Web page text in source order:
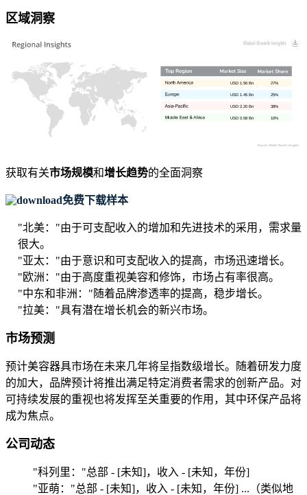
区域洞察
10%
USD 0.58 Bn
38%
USD 2.20 Bn
25%
USD 1.45 Bn
27%
USD 1.56 Bn
获取有关市场规模和增长趋势的全面洞察
免费下载样本
"北美："由于可支配收入的增加和先进技术的采用，需求量
很大。
"亚太："由于意识和可支配收入的提高，市场迅速增长。
"欧洲："由于高度重视美容和修饰，市场占有率很高。
"中东和非洲："随着品牌渗透率的提高，稳步增长。
"拉美："具有潜在增长机会的新兴市场。
市场预测
预计美容器具市场在未来几年将呈指数级增长。随着研发力度
的加大，品牌预计将推出满足特定消费者需求的创新产品。对
可持续发展的重视也将发挥至关重要的作用，其中环保产品将
成为焦点。
公司动态
"科列里："总部 - [未知]，收入 - [未知，年份]
"亚萌："总部 - [未知]，收入 - [未知，年份] ...（类似地